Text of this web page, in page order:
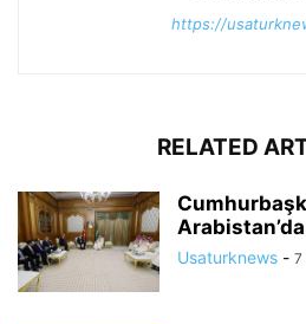
https://
RELATED
Arabistan’da
Usaturknews - 7